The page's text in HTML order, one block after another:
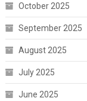
October 2025
September 2025
August 2025
July 2025
June 2025